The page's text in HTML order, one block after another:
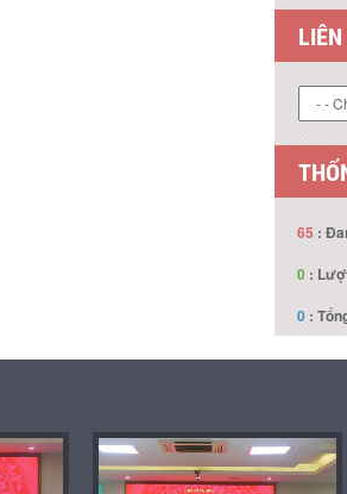
65 :
0 :
0 :